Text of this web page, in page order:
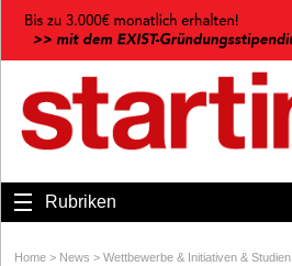
Rubriken
Home > News > Wettbewerbe & Initiativen & Studien